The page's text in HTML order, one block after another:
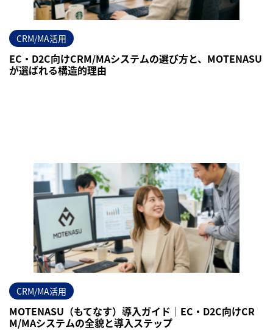
CRM/MA活用
EC・D2C向けCRM/MAシステムの選び方と、MOTENASU
が選ばれる構造的理由
CRM/MA活用
MOTENASU（もてなす）導入ガイド｜EC・D2C向けCR
M/MAシステムの全貌と導入ステップ